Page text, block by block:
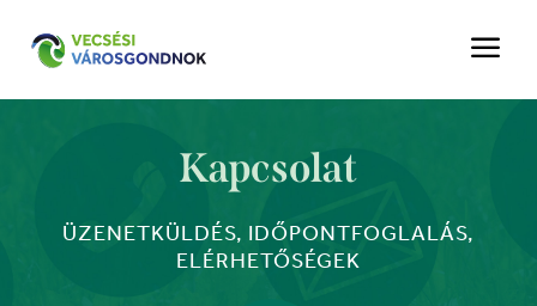
a
Kapcsolat
ÜZENETKÜLDÉS, IDŐPONTFOGLALÁS,
ELÉRHETŐSÉGEK